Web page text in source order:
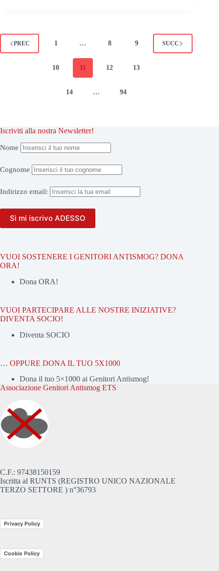
PREC 1 … 8 9
10 11 12 13
14 … 94
SUCC
Iscriviti alla nostra Newsletter!
Nome
Cognome
Indirizzo email:
VUOI SOSTENERE I GENITORI ANTISMOG? DONA
ORA!
Dona ORA!
VUOI PARTECIPARE ALLE NOSTRE INIZIATIVE?
DIVENTA SOCIO!
Diventa SOCIO
… OPPURE DONA IL TUO 5X1000
Dona il tuo 5×1000 ai Genitori Antismog!
Associazione Genitori Antismog ETS
C.F.: 97438150159
Iscritta al RUNTS (REGISTRO UNICO NAZIONALE
TERZO SETTORE ) n°36793
Privacy Policy
Cookie Policy